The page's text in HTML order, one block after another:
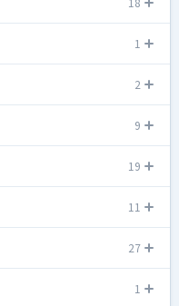
1
2
9
19
11
27
1